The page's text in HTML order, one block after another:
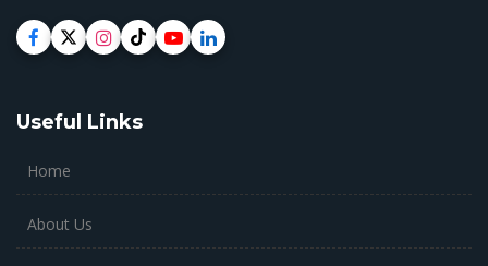
Useful Links
Home
About Us